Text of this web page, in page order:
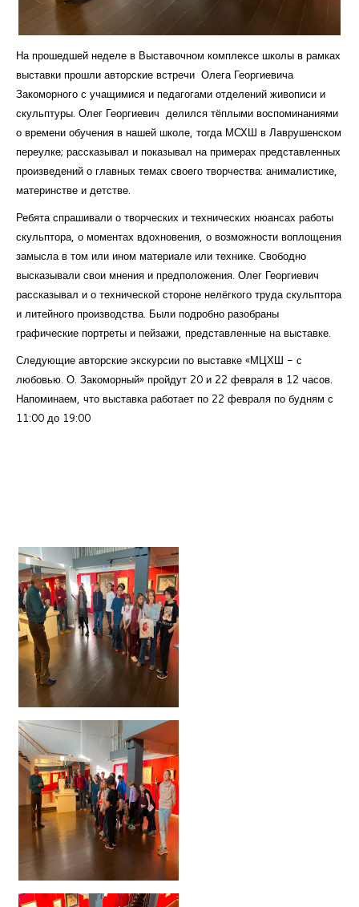
Конкурсы
Творческий инкубатор
На прошедшей неделе в Выставочном комплексе школы в рамках
выставки прошли авторские встречи Олега Георгиевича
Закоморного с учащимися и педагогами отделений живописи и
скульптуры. Олег Георгиевич делился тёплыми воспоминаниями
о времени обучения в нашей школе, тогда МСХШ в Лаврушенском
переулке; рассказывал и показывал на примерах представленных
произведений о главных темах своего творчества: анималистике,
материнстве и детстве.
Ребята спрашивали о творческих и технических нюансах работы
скульптора, о моментах вдохновения, о возможности воплощения
замысла в том или ином материале или технике. Свободно
высказывали свои мнения и предположения. Олег Георгиевич
рассказывал и о технической стороне нелёгкого труда скульптора
и литейного производства. Были подробно разобраны
графические портреты и пейзажи, представленные на выставке.
Следующие авторские экскурсии по выставке «МЦХШ - с
любовью. О. Закоморный» пройдут 20 и 22 февраля в 12 часов.
Напоминаем, что выставка работает по 22 февраля по будням с
11:00 до 19:00